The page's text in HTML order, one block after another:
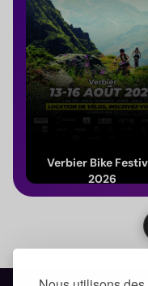
Verbier Bike
2026
Du 13 au 16 août